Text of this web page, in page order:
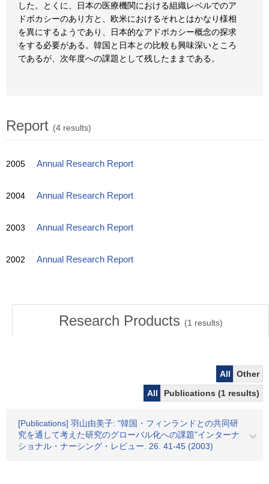
した。とくに、日本の医療機関における組織レベルでのア
ドボカシーのあり方と、欧米におけるそれとはかなり様相
を異にするようであり、日本的なアドボカシー概念の探求
をする必要がある。韓国と日本との比較も興味深いところ
であるが、次年度への課題として残したままである。
Report (4 results)
2005 Annual Research Report
2004 Annual Research Report
2003 Annual Research Report
2002 Annual Research Report
Research Products (1 results)
All
Other
All
Publications (1 results)
[Publications] 羽山由美子: "韓国・フィンランドとの共同研
究を通して考えた研究のグローバル化への課題"インターナ
ショナル・ナーシング・レビュー. 26. 41-45 (2003)